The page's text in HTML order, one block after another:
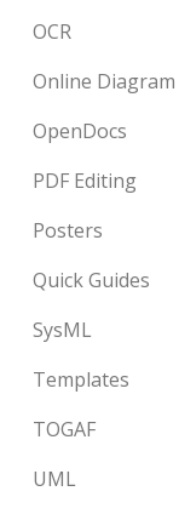
OCR
Online Diagram
OpenDocs
PDF Editing
Posters
Quick Guides
SysML
Templates
TOGAF
UML